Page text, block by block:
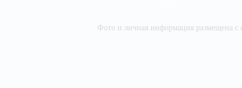
Фото и личная информация размещена с